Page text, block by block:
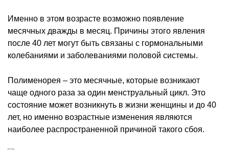
Именно в этом возрасте возможно появление
месячных дважды в месяц. Причины этого явления
после 40 лет могут быть связаны с гормональными
колебаниями и заболеваниями половой системы.
Полименорея – это месячные, которые возникают
чаще одного раза за один менструальный цикл. Это
состояние может возникнуть в жизни женщины и до 40
лет, но именно возрастные изменения являются
наиболее распространенной причиной такого сбоя.